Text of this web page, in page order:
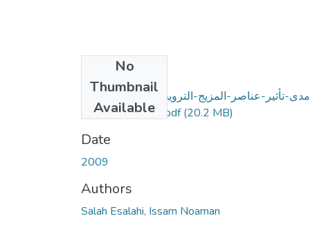
No
Thumbnail
Available
مدى-تأثير-عناصر-المزيج-الترويجي-المصرفي-في-
رضا-وولاء-العملاء.pdf(20.2 MB)
Date
2009
Authors
Salah Esalahi, Issam Noaman